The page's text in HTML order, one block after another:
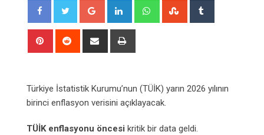
Google+ LinkedIn WhatsappStumbleUpon
Pinterest Reddit
Share
Türkiye İstatistik Kurumu’nun (TÜİK) yarın 2026 yılının
birinci enflasyon verisini açıklayacak.
TÜİK enflasyonu öncesi kritik bir data geldi.